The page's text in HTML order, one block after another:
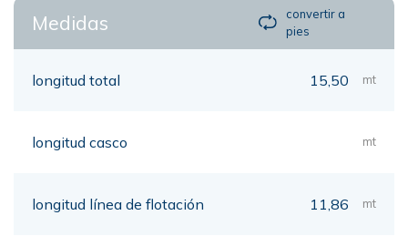
Medidas
convertir a
pies
longitud total 15,50 mt
longitud casco mt
longitud línea de flotación 11,86 mt